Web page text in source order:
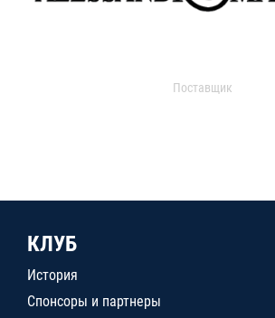
Поставщик
КЛУБ
История
Спонсоры и партнеры